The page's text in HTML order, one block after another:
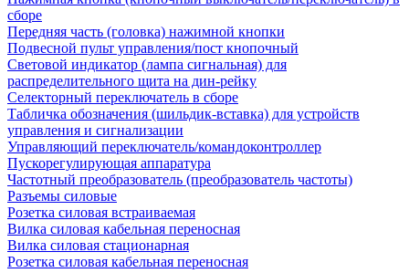
сборе
Передняя часть (головка) нажимной кнопки
Подвесной пульт управления/пост кнопочный
Световой индикатор (лампа сигнальная) для
распределительного щита на дин-рейку
Селекторный переключатель в сборе
Табличка обозначения (шильдик-вставка) для устройств
управления и сигнализации
Управляющий переключатель/командоконтроллер
Пускорегулирующая аппаратура
Частотный преобразователь (преобразователь частоты)
Разъемы силовые
Розетка силовая встраиваемая
Вилка силовая кабельная переносная
Вилка силовая стационарная
Розетка силовая кабельная переносная